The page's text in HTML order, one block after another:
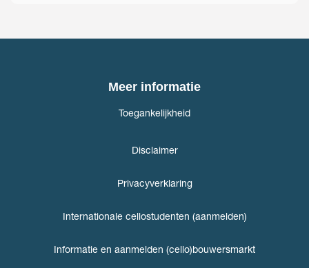
Meer informatie
Toegankelijkheid
Disclaimer
Privacyverklaring
Internationale cellostudenten (aanmelden)
Informatie en aanmelden (cello)bouwersmarkt